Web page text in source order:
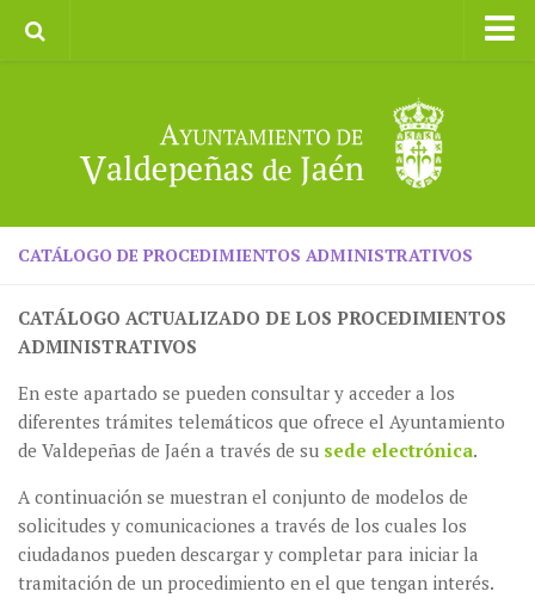
II CXM ROMPEALBARCAS 2023
CATÁLOGO DE PROCEDIMIENTOS ADMINISTRATIVOS
CATÁLOGO ACTUALIZADO DE LOS PROCEDIMIENTOS
ADMINISTRATIVOS
En este apartado se pueden consultar y acceder a los
diferentes trámites telemáticos que ofrece el Ayuntamiento
de Valdepeñas de Jaén a través de su sede electrónica.
A continuación se muestran el conjunto de modelos de
solicitudes y comunicaciones a través de los cuales los
ciudadanos pueden descargar y completar para iniciar la
tramitación de un procedimiento en el que tengan interés.